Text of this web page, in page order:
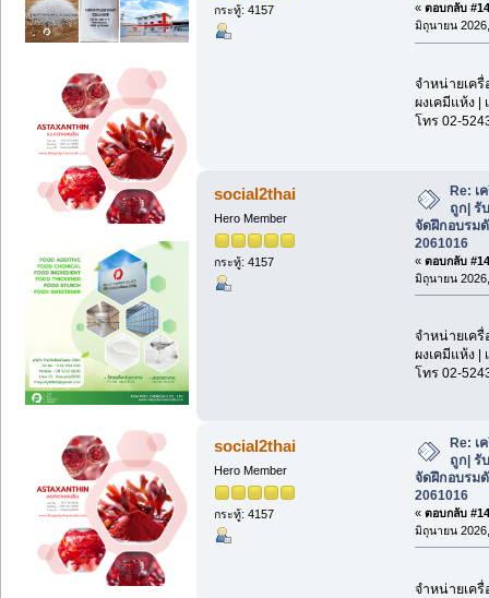
กระทู้: 4157 « ตอบกลับ
มิถุนายน
จำหน่ายเครื่
ผงเคมีแห้ง |
โทร 02-
social2thai
Hero Member
กระทู้: 4157
Re: เ
ถูก| รั
จัดฝึกอบรมดั
2061016
« ตอบกลับ
มิถุนายน
จำหน่ายเครื่
ผงเคมีแห้ง |
โทร 02-
social2thai
Hero Member
กระทู้: 4157
Re: เ
ถูก| รั
จัดฝึกอบรมดั
2061016
« ตอบกลับ
มิถุนายน
จำหน่ายเครื่